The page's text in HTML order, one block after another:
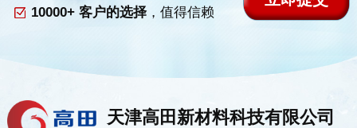
10000+ 客户的选择，值得信赖
天津高田新材料科技有限公司